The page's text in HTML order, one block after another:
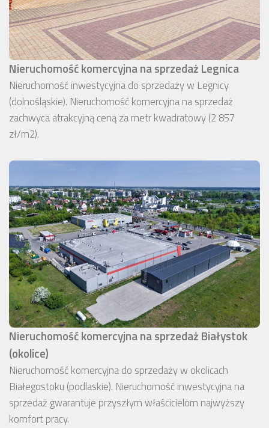
Nieruchomość komercyjna na sprzedaż Legnica
Nieruchomość inwestycyjna do sprzedaży w Legnicy
(dolnośląskie). Nieruchomość komercyjna na sprzedaż
zachwyca atrakcyjną ceną za metr kwadratowy (2 857
zł/m2).
Nieruchomość komercyjna na sprzedaż Białystok
(okolice)
Nieruchomość komercyjna do sprzedaży w okolicach
Białegostoku (podlaskie). Nieruchomość inwestycyjna na
sprzedaż gwarantuje przyszłym właścicielom najwyższy
komfort pracy.